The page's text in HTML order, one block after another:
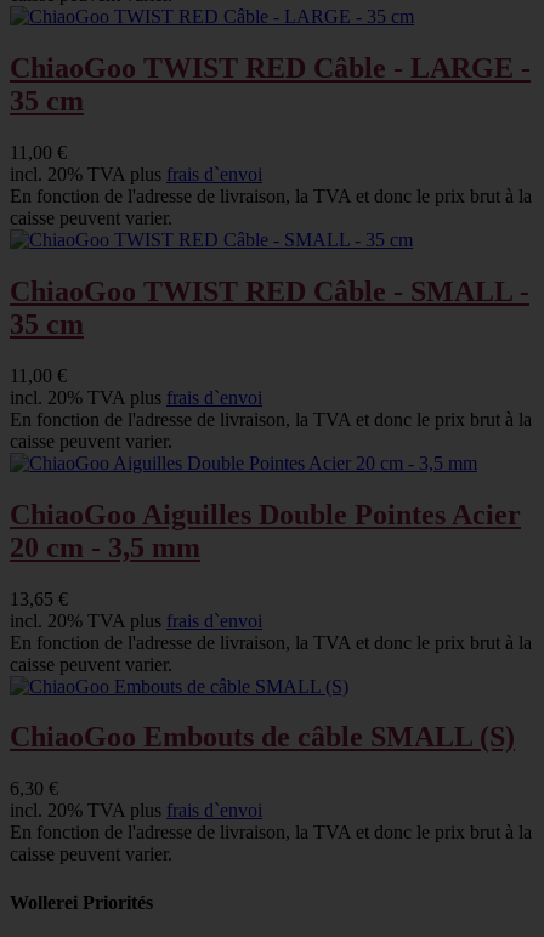
ChiaoGoo TWIST RED Câble - LARGE -
35 cm
11,00 €
incl. 20% TVA plus frais d`envoi
En fonction de l'adresse de livraison, la TVA et donc le prix brut à la
caisse peuvent varier.
ChiaoGoo TWIST RED Câble - SMALL -
35 cm
11,00 €
incl. 20% TVA plus frais d`envoi
En fonction de l'adresse de livraison, la TVA et donc le prix brut à la
caisse peuvent varier.
ChiaoGoo Aiguilles Double Pointes Acier
20 cm - 3,5 mm
13,65 €
incl. 20% TVA plus frais d`envoi
En fonction de l'adresse de livraison, la TVA et donc le prix brut à la
caisse peuvent varier.
ChiaoGoo Embouts de câble SMALL (S)
6,30 €
incl. 20% TVA plus frais d`envoi
En fonction de l'adresse de livraison, la TVA et donc le prix brut à la
caisse peuvent varier.
Wollerei Priorités